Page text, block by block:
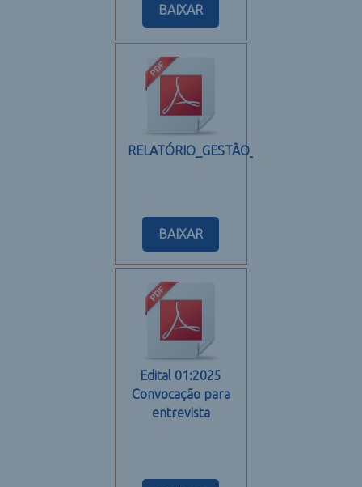
BAIXAR
RELATÓRIO_GESTÃO_2023
BAIXAR
Edital 01:2025
Convocação para
entrevista